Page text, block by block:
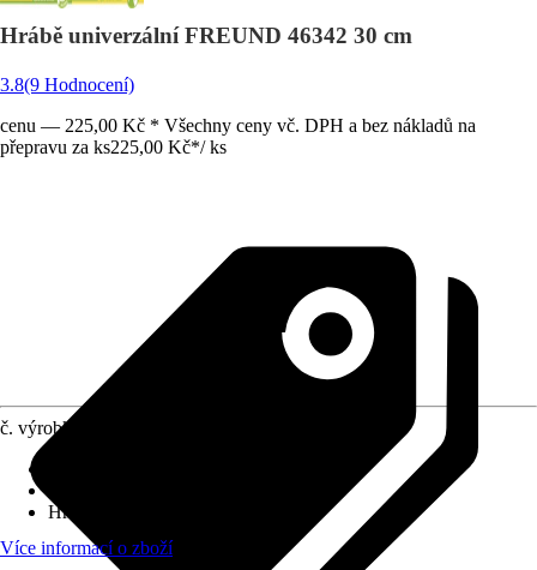
Hrábě univerzální FREUND 46342 30 cm
3.8(9 Hodnocení)
cenu — 225,00 Kč * Všechny ceny vč. DPH a bez nákladů na
přepravu za ks225,00 Kč*/ ks
č. výrobku
Hmotnost
Více informací o zboží